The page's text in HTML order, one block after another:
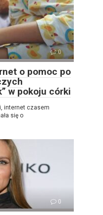
0
o pomoc po
w pokoju córki
internet czasem
się o
0